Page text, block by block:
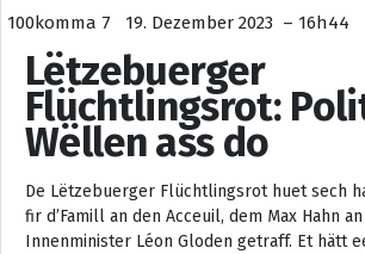
100komma 7 19. Dezember 2023 – 16h44
Lëtzebuerger
Flüchtlingsrot:
Wëllen ass do
​​​​​​​De Lëtzebuerger Flüchtlingsrot huet sech
fir d’Famill an den Acceuil, dem Max Hahn
Innenminister Léon Gloden getraff. Et hätt